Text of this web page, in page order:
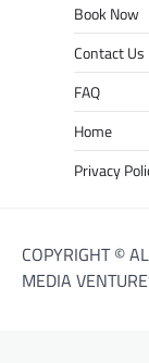
Book Now
Contact Us
FAQ
Home
Privacy
COPYRIGHT ©
MEDIA